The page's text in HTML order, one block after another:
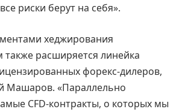
риски берут на себя».
хеджирования
также расширяется линейка
форекс-дилеров,
Машаров. «Параллельно
CFD-контракты, о которых мы